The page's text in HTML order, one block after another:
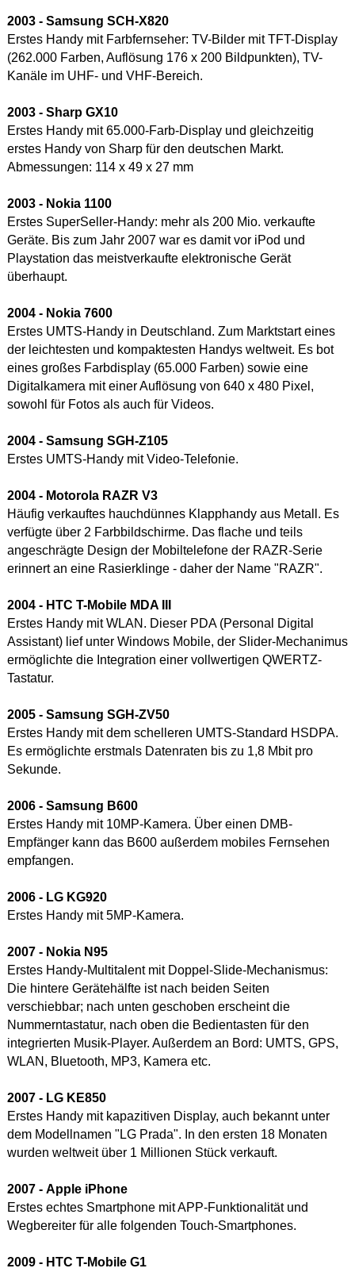
2003 - Samsung SCH-X820
Erstes Handy mit Farbfernseher: TV-Bilder mit TFT-Display
(262.000 Farben, Auflösung 176 x 200 Bildpunkten), TV-
Kanäle im UHF- und VHF-Bereich.
2003 - Sharp GX10
Erstes Handy mit 65.000-Farb-Display und gleichzeitig
erstes Handy von Sharp für den deutschen Markt.
Abmessungen: 114 x 49 x 27 mm
2003 - Nokia 1100
Erstes SuperSeller-Handy: mehr als 200 Mio. verkaufte
Geräte. Bis zum Jahr 2007 war es damit vor iPod und
Playstation das meistverkaufte elektronische Gerät
überhaupt.
2004 - Nokia 7600
Erstes UMTS-Handy in Deutschland. Zum Marktstart eines
der leichtesten und kompaktesten Handys weltweit. Es bot
eines großes Farbdisplay (65.000 Farben) sowie eine
Digitalkamera mit einer Auflösung von 640 x 480 Pixel,
sowohl für Fotos als auch für Videos.
2004 - Samsung SGH-Z105
Erstes UMTS-Handy mit Video-Telefonie.
2004 - Motorola RAZR V3
Häufig verkauftes hauchdünnes Klapphandy aus Metall. Es
verfügte über 2 Farbbildschirme. Das flache und teils
angeschrägte Design der Mobiltelefone der RAZR-Serie
erinnert an eine Rasierklinge - daher der Name "RAZR".
2004 - HTC T-Mobile MDA III
Erstes Handy mit WLAN. Dieser PDA (Personal Digital
Assistant) lief unter Windows Mobile, der Slider-Mechanimus
ermöglichte die Integration einer vollwertigen QWERTZ-
Tastatur.
2005 - Samsung SGH-ZV50
Erstes Handy mit dem schelleren UMTS-Standard HSDPA.
Es ermöglichte erstmals Datenraten bis zu 1,8 Mbit pro
Sekunde.
2006 - Samsung B600
Erstes Handy mit 10MP-Kamera. Über einen DMB-
Empfänger kann das B600 außerdem mobiles Fernsehen
empfangen.
2006 - LG KG920
Erstes Handy mit 5MP-Kamera.
2007 - Nokia N95
Erstes Handy-Multitalent mit Doppel-Slide-Mechanismus:
Die hintere Gerätehälfte ist nach beiden Seiten
verschiebbar; nach unten geschoben erscheint die
Nummerntastatur, nach oben die Bedientasten für den
integrierten Musik-Player. Außerdem an Bord: UMTS, GPS,
WLAN, Bluetooth, MP3, Kamera etc.
2007 - LG KE850
Erstes Handy mit kapazitiven Display, auch bekannt unter
dem Modellnamen "LG Prada". In den ersten 18 Monaten
wurden weltweit über 1 Millionen Stück verkauft.
2007 - Apple iPhone
Erstes echtes Smartphone mit APP-Funktionalität und
Wegbereiter für alle folgenden Touch-Smartphones.
2009 - HTC T-Mobile G1